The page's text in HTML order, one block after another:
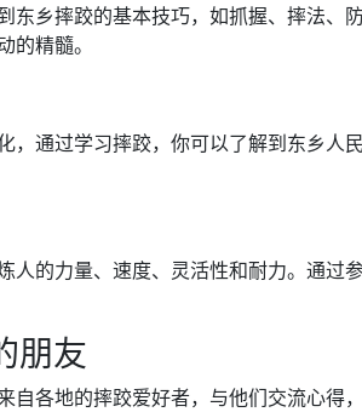
东乡摔跤的基本技巧，如抓握、摔法、
的精髓。
，通过学习摔跤，你可以了解到东乡人
人的力量、速度、灵活性和耐力。通过
朋友
自各地的摔跤爱好者，与他们交流心得，